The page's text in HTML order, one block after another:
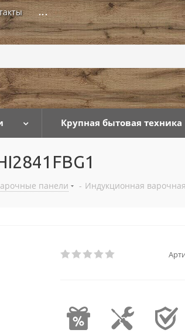
...
Крупная бытовая техника
панели - Индукционная